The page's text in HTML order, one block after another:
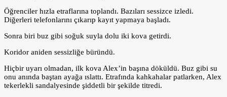
Öğrenciler hızla etraflarına toplandı. Bazıları sessizce izledi.
Diğerleri telefonlarını çıkarıp kayıt yapmaya başladı.
Sonra biri buz gibi soğuk suyla dolu iki kova getirdi.
Koridor aniden sessizliğe büründü.
Hiçbir uyarı olmadan, ilk kova Alex’in başına döküldü. Buz gibi su
onu anında baştan ayağa ıslattı. Etrafında kahkahalar patlarken, Alex
tekerlekli sandalyesinde şiddetli bir şekilde titredi.